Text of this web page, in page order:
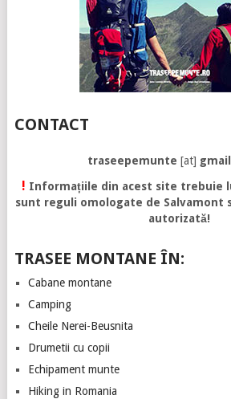
CONTACT
traseepemunte [at] gmail
! Informațiile din acest site trebuie
sunt reguli omologate de Salvamont
autorizată!
TRASEE MONTANE ÎN:
Cabane montane
Camping
Cheile Nerei-Beusnita
Drumetii cu copii
Echipament munte
Hiking in Romania